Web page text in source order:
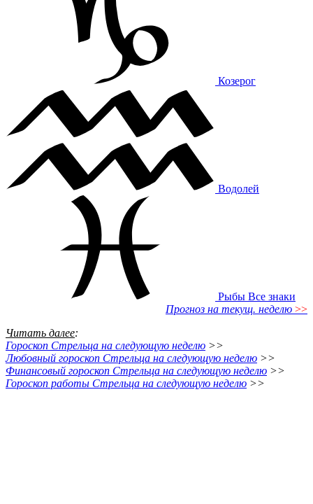
Козерог
Водолей
Рыбы Все знаки
Прогноз на текущ. неделю >>
Читать далее:
Гороскоп Стрельца на следующую неделю >>
Любовный гороскоп Стрельца на следующую неделю >>
Финансовый гороскоп Стрельца на следующую неделю >>
Гороскоп работы Стрельца на следующую неделю >>